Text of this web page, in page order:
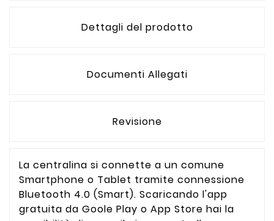
Dettagli del prodotto
Documenti Allegati
Revisione
La centralina si connette a un comune
Smartphone o Tablet tramite connessione
Bluetooth 4.0 (Smart). Scaricando l'app
gratuita da Goole Play o App Store hai la